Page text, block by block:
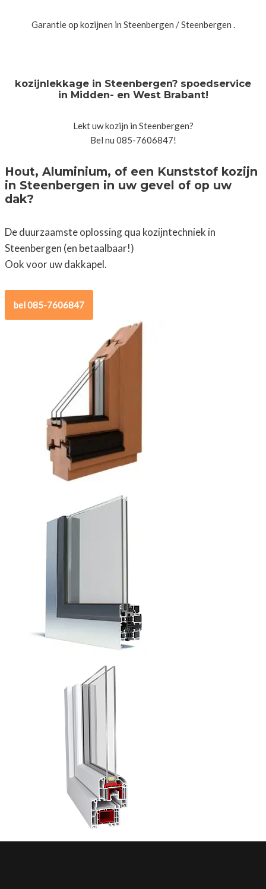
Garantie op kozijnen in Steenbergen / Steenbergen .
kozijnlekkage in Steenbergen? spoedservice
in Midden- en West Brabant!
Lekt uw kozijn in Steenbergen?
Bel nu 085-7606847!
Hout, Aluminium, of een Kunststof kozijn
in Steenbergen in uw gevel of op uw
dak?
De duurzaamste oplossing qua kozijntechniek in
Steenbergen (en betaalbaar!)
Ook voor uw dakkapel.
bel 085-7606847